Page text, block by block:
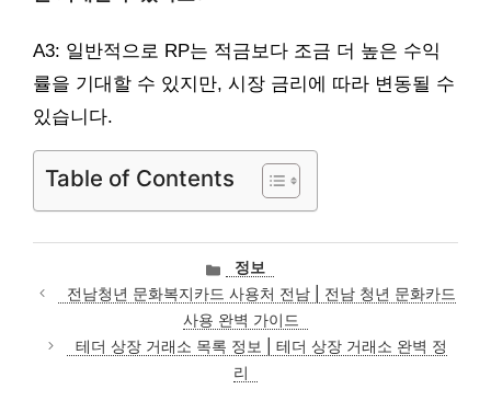
A3: 일반적으로 RP는 적금보다 조금 더 높은 수익
률을 기대할 수 있지만, 시장 금리에 따라 변동될 수
있습니다.
Table of Contents
카
테
고
리
정보
전남청년 문화복지카드 사용처 전남 | 전남 청년 문화카드
사용 완벽 가이드
테더 상장 거래소 목록 정보 | 테더 상장 거래소 완벽 정
리